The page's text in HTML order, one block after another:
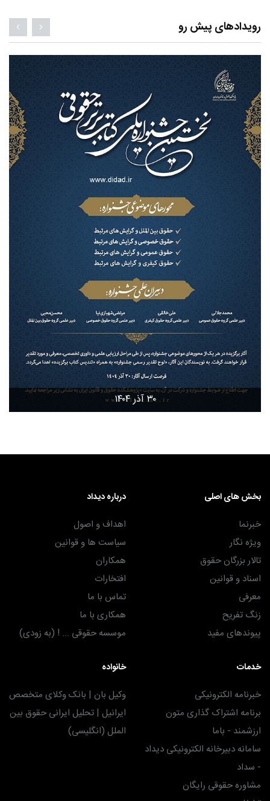
رویدادهای پیش رو
۳۰ آذر ۱۴۰۴
بخش های اصلی
خبرنما
ویژه نگار
تالار بزرگان حقوق
اسناد و قوانین
معرفی
زنگ تفریح
پیوندهای مفید
درباره دیداد
اهداف و اصول
سیاست ها و قوانین
همکاران
افتخارات
تماس با ما
همکاری با ما
موسسه حقوقی ... ! (به زودی)
خدمات
خبرنامه الکترونیکی
برنامه اشتراک گذاری متون
ارزشمند - باما
سامانه دبیرخانه الکترونیکی دیداد
- سداد
مشاوره حقوقی رایگان
خانواده
وکیل بان | بانک وکلای متخصص
ایرانیل | تحلیل ایرانی حقوق بین
الملل (انگلیسی)